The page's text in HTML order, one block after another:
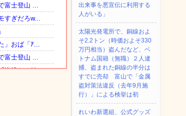
出来事を悪宣伝に利用する
人がいる」
太陽光発電所で、銅線およ
そ2.2トン（時価およそ330
万円相当）盗んだなど、ベ
トナム国籍（無職）２人逮
捕、盗まれた銅線の半分は
すでに売却 富山で「金属
盗対策法違反（去年9月施
行）」による検挙は初
れいわ新選組、公式グッズ